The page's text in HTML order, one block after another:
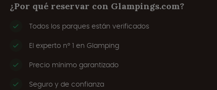
¿Por qué reservar con Glampings.com?
Todos los parques están verificados
El experto nº 1 en Glamping
Precio mínimo garantizado
Seguro y de confianza